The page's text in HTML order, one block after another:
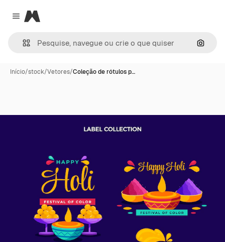
Close menu
Magnific
Início/stock/Vetores/Coleção de rótulos p…